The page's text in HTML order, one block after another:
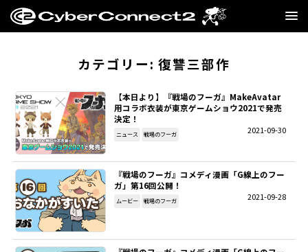
MANGA・NOVEL
FILM
CC2STORE
COMPANY
カテゴリー:復讐三部作
【本日より】『戦場のフーガ』MakeAvatar
用コラボ衣装が東京ゲームショウ2021で発売
決定！
2021-09-30
ニュース 戦場のフーガ
『戦場のフーガ』コメディ漫画「G線上のフー
ガ」第16回公開！
2021-09-28
ムービー 戦場のフーガ